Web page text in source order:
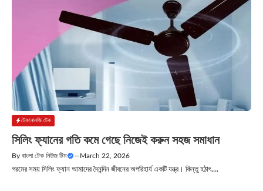
টেকনোলজি টেক
সিলিং ফ্যানের গতি কমে গেছে নিজেই করুন সহজ সমাধান
By বাংলা টেক নিউজ টিম —March 22, 2026
গরমের সময় সিলিং ফ্যান আমাদের দৈনন্দিন জীবনের অপরিহার্য একটি যন্ত্র। কিন্তু হঠাৎ....